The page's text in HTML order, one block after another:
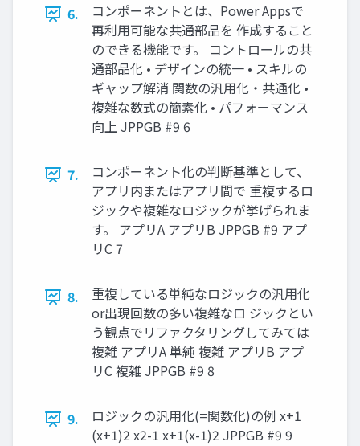
6.
コンポーネントとは、Power Appsで
再利用可能な共通部品を 作成すること
のできる機能です。 コントロールの共
通部品化 • デザインの統一 • スキルの
ギャップ解消 関数の汎用化・共通化 •
複雑な数式の簡素化 • パフォーマンス
向上 JPPGB #9 6
7.
コンポーネント化の判断基準として、
アプリ内またはアプリ間で 重複するロ
ジックや複雑なロジックが挙げられま
す。 アプリA アプリB JPPGB #9 アプ
リC 7
8.
重複している単純なロジックの汎用化
or出現回数の多い複雑なロ ジックとい
う観点でリファクタリングしてみては
複雑 アプリA 単純 複雑 アプリB アプ
リC 複雑 JPPGB #9 8
9.
ロジックの汎用化(=関数化)の例 x+1
(x+1)2 x2-1 x+1(x-1)2 JPPGB #9 9